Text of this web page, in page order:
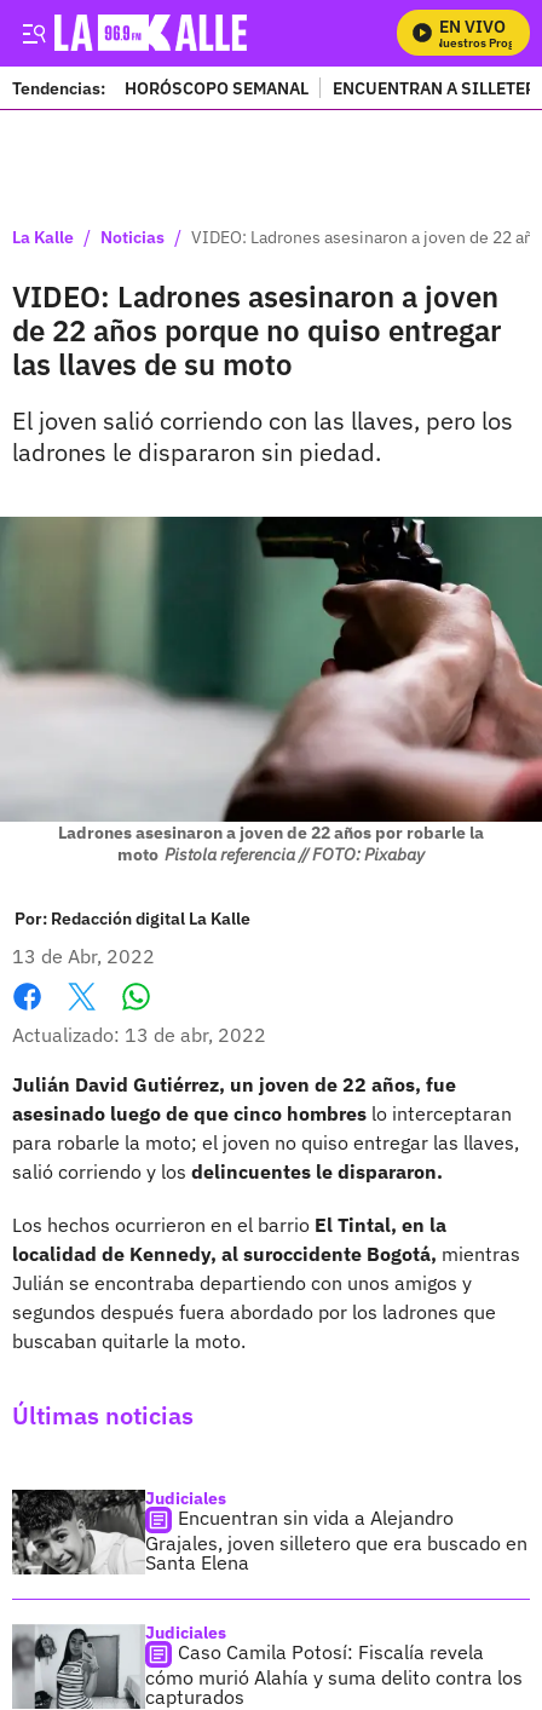
EN VIVO
Mira Todos Nuestros
Tendencias: HORÓSCOPO SEMANAL ENCUENTRAN A
La Kalle / Noticias / VIDEO: Ladrones asesinaron a joven de 22
VIDEO: Ladrones asesinaron a joven
de 22 años porque no quiso entregar
las llaves de su moto
El joven salió corriendo con las llaves, pero los
ladrones le dispararon sin piedad.
Ladrones asesinaron a joven de 22 años por robarle la
moto Pistola referencia // FOTO: Pixabay
Por: Redacción digital La Kalle
13 de Abr, 2022
Facebook
X
Actualizado: 13 de abr, 2022
Julián David Gutiérrez, un joven de 22 años, fue
asesinado luego de que cinco hombres lo interceptaran
para robarle la moto; el joven no quiso entregar las llaves,
salió corriendo y los delincuentes le dispararon.
Los hechos ocurrieron en el barrio El Tintal, en la
localidad de Kennedy, al suroccidente Bogotá, mientras
Julián se encontraba departiendo con unos amigos y
segundos después fuera abordado por los ladrones que
buscaban quitarle la moto.
Últimas noticias
Judiciales
Encuentran sin vida a Alejandro
Grajales, joven silletero que era buscado en
Santa Elena
Judiciales
Caso Camila Potosí: Fiscalía revela
cómo murió Alahía y suma delito contra los
capturados